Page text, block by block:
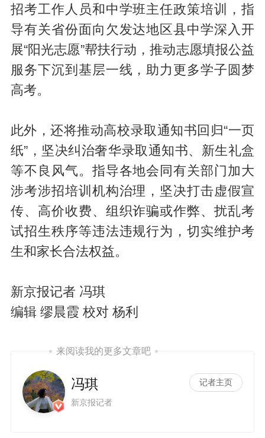
招考工作人员和中学班主任政策培训，指
导有关省份面向欠发达地区县中学深入开
展“阳光志愿”帮扶行动，推动志愿填报公益
服务下沉到基层一线，助力更多学子圆梦
高考。
此外，还将推动高校录取通知书回归“一页
纸”，坚决纠治奢华录取通知书、新生礼盒
等不良风气。指导各地会同有关部门加大
涉考涉招培训机构治理，坚决打击虚假宣
传、高价收费、组织诈骗或作弊、扰乱考
试招生秩序等违法违规行为，切实维护考
生和家长合法权益。
新京报记者 冯琪
编辑 缪晨霞 校对 杨利
来阅读我的更多文章吧
冯琪
新京报记者
记者主页